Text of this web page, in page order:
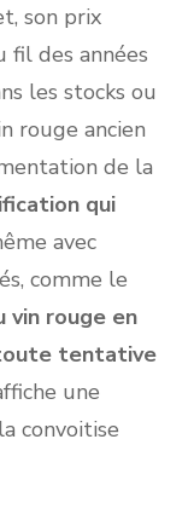
son prix
fil des années
les stocks ou
rouge ancien
de la
qui
avec
comme le
vin rouge en
tentative
une
convoitise